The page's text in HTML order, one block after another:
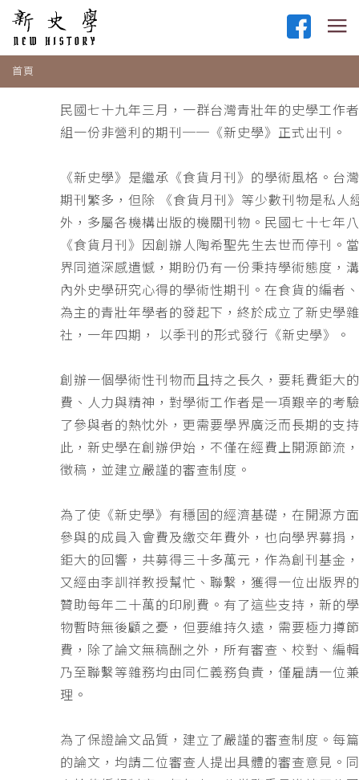
首頁
民國七十九年三月，一群台灣青壯年的史學工作
組一份非營利的期刊──《新史學》正式出刊。
《新史學》是繼承《食貨月刊》的學術風格。台
期刊繁多，但除 《食貨月刊》等少數刊物是私人
外，多屬各機構出版的機關刊物。民國七十七年
《食貨月刊》因創辦人陶希聖先生去世而停刊。
界同道深感遺憾，期盼仍有一份秉持學術態度，
內外史學研究心得的學術性期刊。在食貨的編者
為主的青壯年學者的發起下，終於成立了新史學
社，一年四期， 以季刊的形式發行《新史學》。
創辦一個學術性刊物而且持之長久，要耗費鉅大
費、人力與精神，對學術工作者是一項艱辛的考
了參與者的熱忱外，更需要學界廣泛而長期的支
此，新史學在創辦伊始，不僅在經費上開源節流
徵稿，並建立嚴謹的審查制度。
為了使《新史學》有穩固的經濟基礎，在開源方
參與的成員入會費及繳交年費外，也向學界募捐
鉅大的回響，共募得三十多萬元，作為創刊基金
又經由李訓祥教授幫忙、聯繫，獲得一位出版界
贊助每年二十萬的印刷費。有了這些支持，新的
物暫時無後顧之憂，但要維持久遠，需要極力撙
費，除了論文無稿酬之外，所有審查、校對、編
乃至聯繫等雜務均由同仁義務負責，僅雇請一位
理。
為了保證論文品質，建立了嚴謹的審查制度。每
的論文，均請二位審查人提出具體的審查意見。